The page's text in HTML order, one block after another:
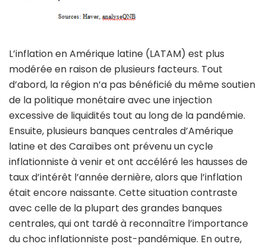
L’inflation en Amérique latine (LATAM) est plus
modérée en raison de plusieurs facteurs. Tout
d’abord, la région n’a pas bénéficié du même soutien
de la politique monétaire avec une injection
excessive de liquidités tout au long de la pandémie.
Ensuite, plusieurs banques centrales d’Amérique
latine et des Caraïbes ont prévenu un cycle
inflationniste à venir et ont accéléré les hausses de
taux d’intérêt l’année dernière, alors que l’inflation
était encore naissante. Cette situation contraste
avec celle de la plupart des grandes banques
centrales, qui ont tardé à reconnaître l’importance
du choc inflationniste post-pandémique. En outre,